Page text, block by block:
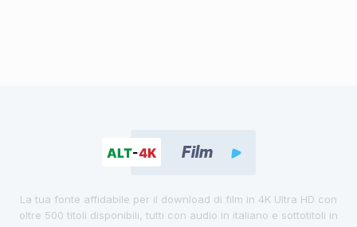
La tua fonte affidabile per il download di film in 4K Ultra HD con
oltre 500 titoli disponibili, tutti con audio in italiano e sottotitoli in